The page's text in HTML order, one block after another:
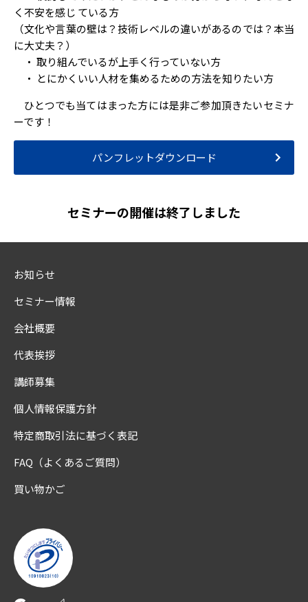
く不安を感じ ている方
（文化や言葉の壁は？技術レベルの違いがあるのでは？本当
に大丈夫？）
・ 取り組んでいるが上手く行っていない方
・ とにかくいい人材を集めるための方法を知りたい方
ひとつでも当てはまった方には是非ご参加頂きたいセミナ
ーです！
パンフレットダウンロード
セミナーの開催は終了しました
お知らせ
セミナー情報
会社概要
代表挨拶
講師募集
個人情報保護方針
特定商取引法に基づく表記
FAQ（よくあるご質問）
買い物かご